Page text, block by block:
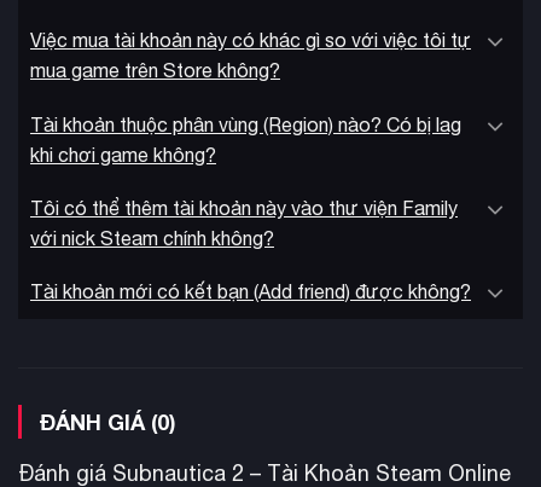
Việc mua tài khoản này có khác gì so với việc tôi tự
mua game trên Store không?
Tài khoản thuộc phân vùng (Region) nào? Có bị lag
khi chơi game không?
Tôi có thể thêm tài khoản này vào thư viện Family
với nick Steam chính không?
Tài khoản mới có kết bạn (Add friend) được không?
ĐÁNH GIÁ (0)
Đánh giá Subnautica 2 – Tài Khoản Steam Online